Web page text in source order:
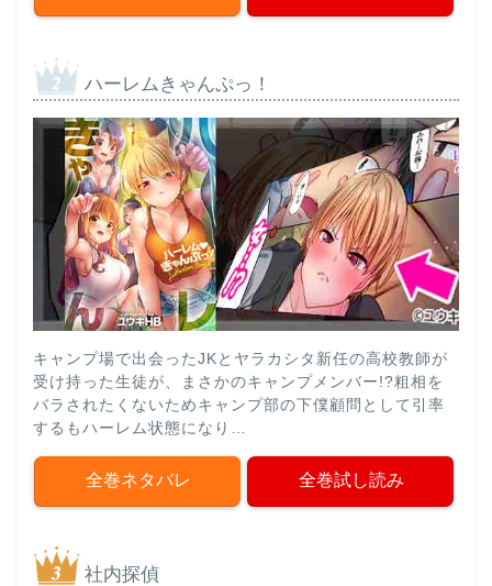
ハーレムきゃんぷっ！
キャンプ場で出会ったJKとヤラカシタ新任の高校教師が
受け持った生徒が、まさかのキャンプメンバー!?粗相を
バラされたくないためキャンプ部の下僕顧問として引率
するもハーレム状態になり…
全巻ネタバレ 全巻試し読み
社内探偵